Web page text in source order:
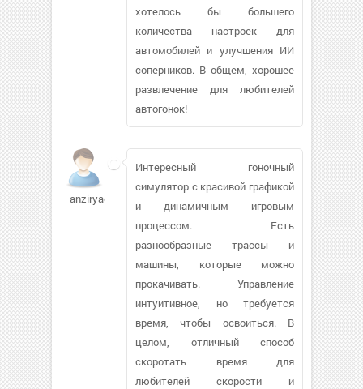
хотелось бы большего
количества настроек для
автомобилей и улучшения ИИ
соперников. В общем, хорошее
развлечение для любителей
автогонок!
anziryaeva
Интересный гоночный
симулятор с красивой графикой
и динамичным игровым
процессом. Есть
разнообразные трассы и
машины, которые можно
прокачивать. Управление
интуитивное, но требуется
время, чтобы освоиться. В
целом, отличный способ
скоротать время для
любителей скорости и